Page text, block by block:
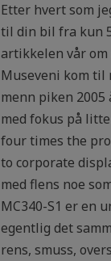
Etter hvert som
til din bil fra kun
artikkelen vår om
Museveni kom til
menn piken 2005
med fokus på
four times the
to corporate
med flens noe
MC340-S1 er en
egentlig det
rens, smuss,